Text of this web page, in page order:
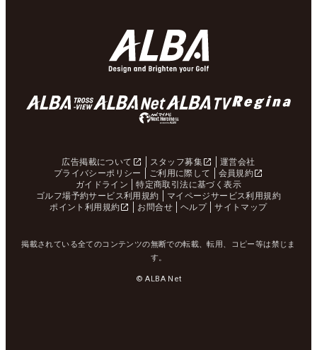
広告掲載について スタッフ募集
運営会社
プライバシーポリシー
ご利用に際して
会員規約
ガイドライン
特定商取引法に基づく表示
ゴルフ場予約サービス利用規約
マイページサービス利用規約
ポイント利用規約
お問合せ ヘルプ サイトマップ
掲載されている全てのコンテンツの無断での転載、転用、コピー等は禁じま
す。
© ALBA Net